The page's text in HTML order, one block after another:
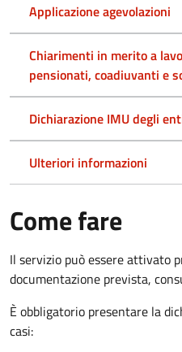
Applicazione agevolazioni
Chiarimenti in merito a
pensionati, coadiuvanti e
Dichiarazione IMU degli
Ulteriori informazioni
Come fare
Il servizio può essere attivato
documentazione prevista,
È obbligatorio presentare la
casi: